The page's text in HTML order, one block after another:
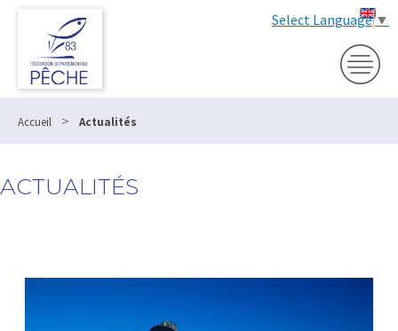
Select Language▼
Accueil > Actualités
ACTUALITÉS